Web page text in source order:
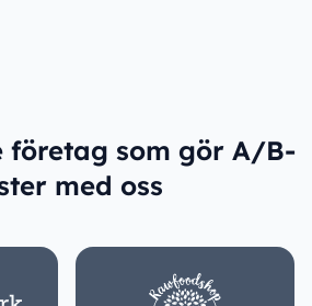
företag som gör A/B-
med oss